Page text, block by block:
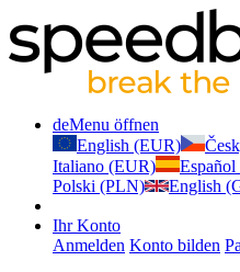
deMenu öffnen
English (EUR)
Italiano (EUR)
Polski (PLN)
English
Ihr Konto
Anmelden Konto bilden